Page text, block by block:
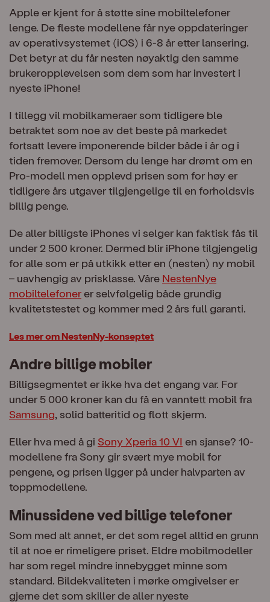
Apple er kjent for å støtte sine mobiltelefoner
lenge. De fleste modellene får nye oppdateringer
av operativsystemet (iOS) i 6-8 år etter lansering.
Det betyr at du får nesten nøyaktig den samme
brukeropplevelsen som dem som har investert i
nyeste iPhone!
I tillegg vil mobilkameraer som tidligere ble
betraktet som noe av det beste på markedet
fortsatt levere imponerende bilder både i år og i
tiden fremover. Dersom du lenge har drømt om en
Pro-modell men opplevd prisen som for høy er
tidligere års utgaver tilgjengelige til en forholdsvis
billig penge.
De aller billigste iPhones vi selger kan faktisk fås til
under 2 500 kroner. Dermed blir iPhone tilgjengelig
for alle som er på utkikk etter en (nesten) ny mobil
– uavhengig av prisklasse. Våre NestenNye
mobiltelefonerer selvfølgelig både grundig
kvalitetstestet og kommer med 2 års full garanti.
Les mer om NestenNy-konseptet
Andre billige mobiler
Billigsegmentet er ikke hva det engang var. For
under 5 000 kroner kan du få en vanntett mobil fra
Samsung , solid batteritid og flott skjerm.
Eller hva med å gi Sony Xperia 10 VI en sjanse? 10-
modellene fra Sony gir svært mye mobil for
pengene, og prisen ligger på under halvparten av
toppmodellene.
Minussidene ved billige telefoner
Som med alt annet, er det som regel alltid en grunn
til at noe er rimeligere priset. Eldre mobilmodeller
har som regel mindre innebygget minne som
standard. Bildekvaliteten i mørke omgivelser er
gjerne det som skiller de aller nyeste